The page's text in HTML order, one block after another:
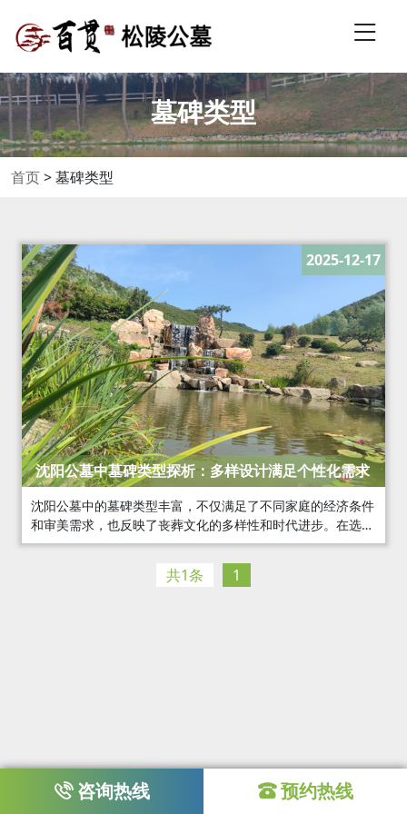
墓碑类型
首页>墓碑类型
沈阳公墓中墓碑类型探析：多样设计满足个性化需求
2025-12-17
沈阳公墓中的墓碑类型丰富，不仅满足了不同家庭的经济条件
和审美需求，也反映了丧葬文化的多样性和时代进步。在选择
墓碑时，家属可以根据逝者的生平事迹、家属的个人喜好以及
共1条 1
咨询热线 预约热线